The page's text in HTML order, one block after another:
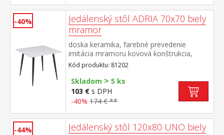
-40%
Jedálenský stôl ADRIA 70x70 biely
mramor
doska keramika, farebné prevedenie
imitácia mramoru kovová konštrukcia,
farebné prevedenie čierna
Kód produktu: 81202
Skladom > 5 ks
103 € s DPH
-40% 174 € **
-44% Jedálenský stôl 120x80 UNO biely